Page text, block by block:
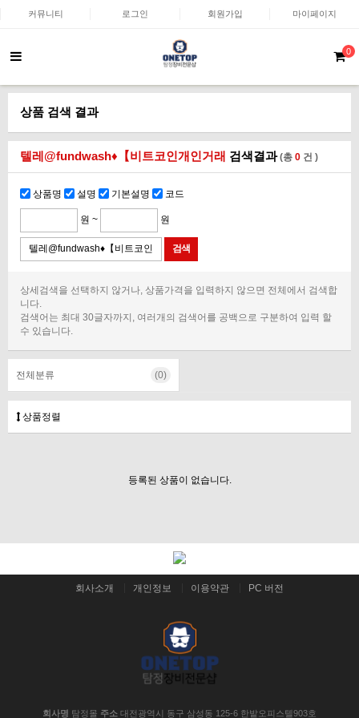
커뮤니티 로그인 회원가입 마이페이지
0
상품 검색 결과
텔레@fundwash♦【비트코인개인거래 검색결과(총 0 건 )
상품명 설명 기본설명 코드
원 ~ 원
상세검색을 선택하지 않거나, 상품가격을 입력하지 않으면 전체에서 검색합
니다.
검색어는 최대 30글자까지, 여러개의 검색어를 공백으로 구분하여 입력 할
수 있습니다.
전체분류 (0)
상품정렬
등록된 상품이 없습니다.
회사소개 개인정보 이용약관 PC 버전
회사명 탐정몰 주소 대전광역시 동구 삼성동 125-6 한밭오피스텔903호